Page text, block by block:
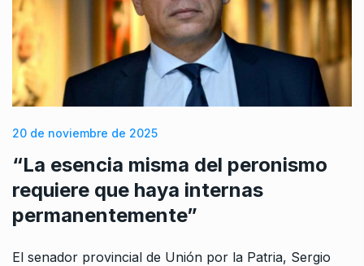
20 de noviembre de 2025
“La esencia misma del peronismo
requiere que haya internas
permanentemente”
El senador provincial de Unión por la Patria, Sergio